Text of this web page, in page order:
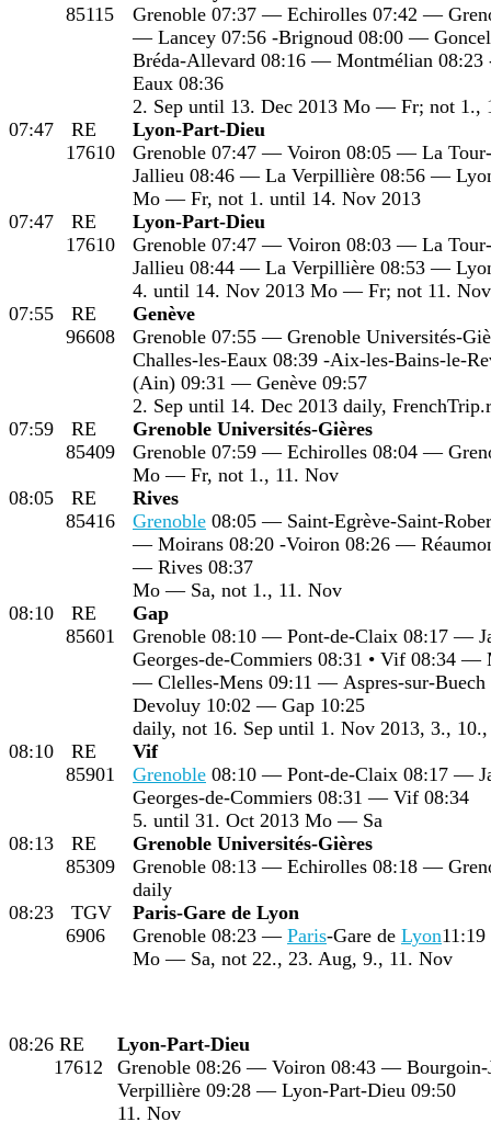
85115
Grenoble 07:37 — Echirolles 07:42 —
— Lancey 07:56 -Brignoud 08:00 —
Bréda-Allevard 08:16 — Montmélian 08:23
Eaux 08:36
2. Sep until 13. Dec 2013 Mo — Fr; not 1.,
07:47
RE
17610
Lyon-Part-Dieu
Grenoble 07:47 — Voiron 08:05 — La
Jallieu 08:46 — La Verpillière 08:56 —
Mo — Fr, not 1. until 14. Nov 2013
07:47
RE
17610
Lyon-Part-Dieu
Grenoble 07:47 — Voiron 08:03 — La
Jallieu 08:44 — La Verpillière 08:53 —
4. until 14. Nov 2013 Mo — Fr; not 11. Nov
07:55
RE
96608
Genève
Grenoble 07:55 — Grenoble Universités-
Challes-les-Eaux 08:39 -Aix-les-Bains-le-
(Ain) 09:31 — Genève 09:57
2. Sep until 14. Dec 2013 daily,
07:59
RE
85409
Grenoble Universités-Gières
Grenoble 07:59 — Echirolles 08:04 —
Mo — Fr, not 1., 11. Nov
08:05
RE
85416
Rives
Grenoble 08:05 — Saint-Egrève-Saint-
— Moirans 08:20 -Voiron 08:26 —
— Rives 08:37
Mo — Sa, not 1., 11. Nov
08:10
RE
85601
Gap
Grenoble 08:10 — Pont-de-Claix 08:17 —
Georges-de-Commiers 08:31 • Vif 08:34 —
— Clelles-Mens 09:11 — Aspres-sur-
Devoluy 10:02 — Gap 10:25
daily, not 16. Sep until 1. Nov 2013, 3.,
08:10
RE
85901
Vif
Grenoble 08:10 — Pont-de-Claix 08:17 —
Georges-de-Commiers 08:31 — Vif 08:34
5. until 31. Oct 2013 Mo — Sa
08:13
RE
85309
Grenoble Universités-Gières
Grenoble 08:13 — Echirolles 08:18 —
daily
08:23
TGV
6906
Paris-Gare de Lyon
Grenoble 08:23 — Paris-Gare de Lyon11:19
Mo — Sa, not 22., 23. Aug, 9., 11. Nov
08:26 RE
17612
Lyon-Part-Dieu
Grenoble 08:26 — Voiron 08:43 —
Verpillière 09:28 — Lyon-Part-Dieu 09:50
11. Nov